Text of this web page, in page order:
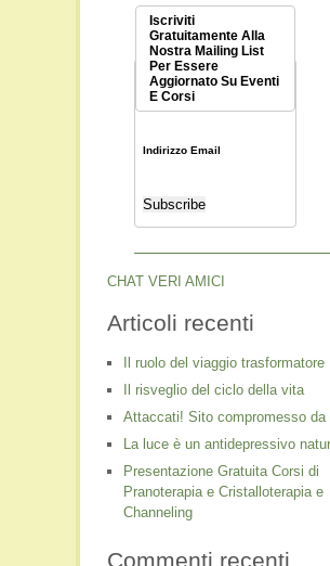
Iscriviti
Gratuitamente Alla
Nostra Mailing List
Per Essere
Aggiornato Su Eventi
E Corsi
Indirizzo Email
CHAT VERI AMICI
Articoli recenti
Il ruolo del viaggio trasformatore
Il risveglio del ciclo della vita
Attaccati! Sito compromesso da
La luce è un antidepressivo
Presentazione Gratuita Corsi di
Pranoterapia e Cristalloterapia e
Channeling
Commenti recenti